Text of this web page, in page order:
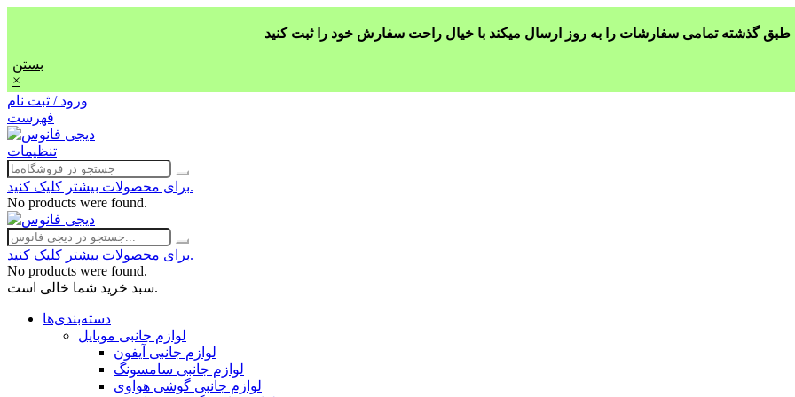
بستن
×
ورود / ثبت نام
فهرست
تنظیمات
برای محصولات بیشتر کلیک کنید.
No products were found.
برای محصولات بیشتر کلیک کنید.
No products were found.
سبد خرید شما خالی است.
دسته‌بندی‌ها
لوازم جانبی موبایل
لوازم جانبی آیفون
لوازم جانبی سامسونگ
لوازم جانبی گوشی هواوی